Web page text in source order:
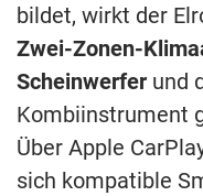
bildet, wirkt der
Zwei-Zonen-
Scheinwerfer und
Kombiinstrument
Über Apple
sich kompatible